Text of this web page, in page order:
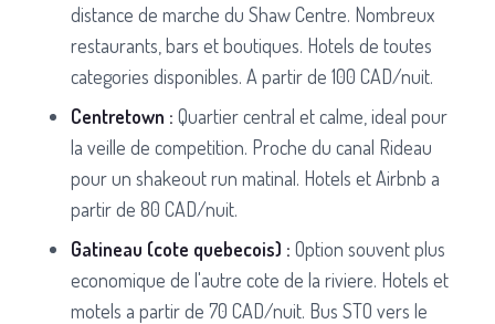
distance de marche du Shaw Centre. Nombreux
restaurants, bars et boutiques. Hotels de toutes
categories disponibles. A partir de 100 CAD/nuit.
Centretown : Quartier central et calme, ideal pour
la veille de competition. Proche du canal Rideau
pour un shakeout run matinal. Hotels et Airbnb a
partir de 80 CAD/nuit.
Gatineau (cote quebecois) : Option souvent plus
economique de l'autre cote de la riviere. Hotels et
motels a partir de 70 CAD/nuit. Bus STO vers le